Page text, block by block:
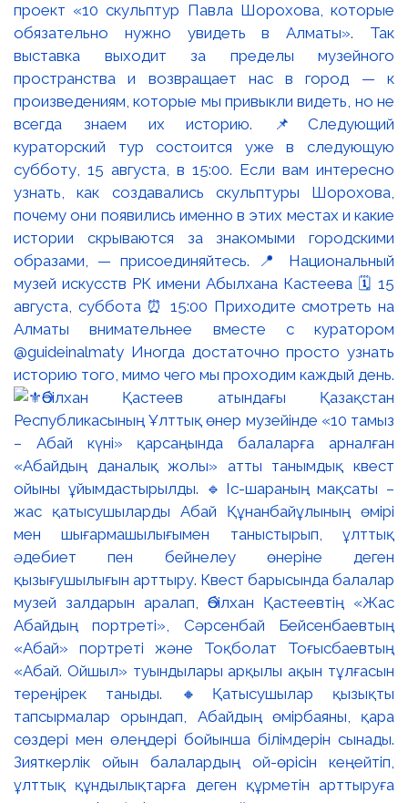
проект «10 скульптур Павла Шорохова, которые
обязательно нужно увидеть в Алматы». Так
выставка выходит за пределы музейного
пространства и возвращает нас в город — к
произведениям, которые мы привыкли видеть, но не
всегда знаем их историю. 📌Следующий
кураторский тур состоится уже в следующую
субботу, 15 августа, в 15:00. Если вам интересно
узнать, как создавались скульптуры Шорохова,
почему они появились именно в этих местах и какие
истории скрываются за знакомыми городскими
образами, — присоединяйтесь. 📍 Национальный
музей искусств РК имени Абылхана Кастеева 🗓 15
августа, суббота ⏰ 15:00 Приходите смотреть на
Алматы внимательнее вместе с куратором
@guideinalmaty Иногда достаточно просто узнать
историю того, мимо чего мы проходим каждый день.